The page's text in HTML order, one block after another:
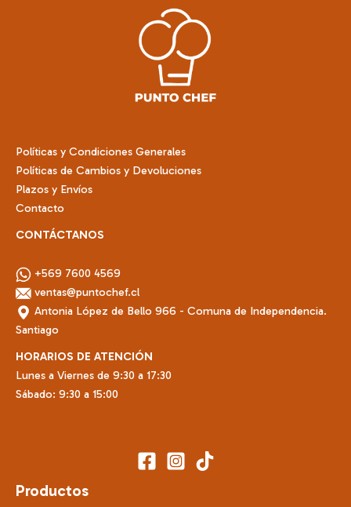
Políticas y Condiciones Generales
Políticas de Cambios y Devoluciones
Plazos y Envíos
Contacto
CONTÁCTANOS
+569 7600 4569
ventas@puntochef.cl
Antonia López de Bello 966 - Comuna de Independencia.
Santiago
HORARIOS DE ATENCIÓN
Lunes a Viernes de 9:30 a 17:30
Sábado: 9:30 a 15:00
Productos